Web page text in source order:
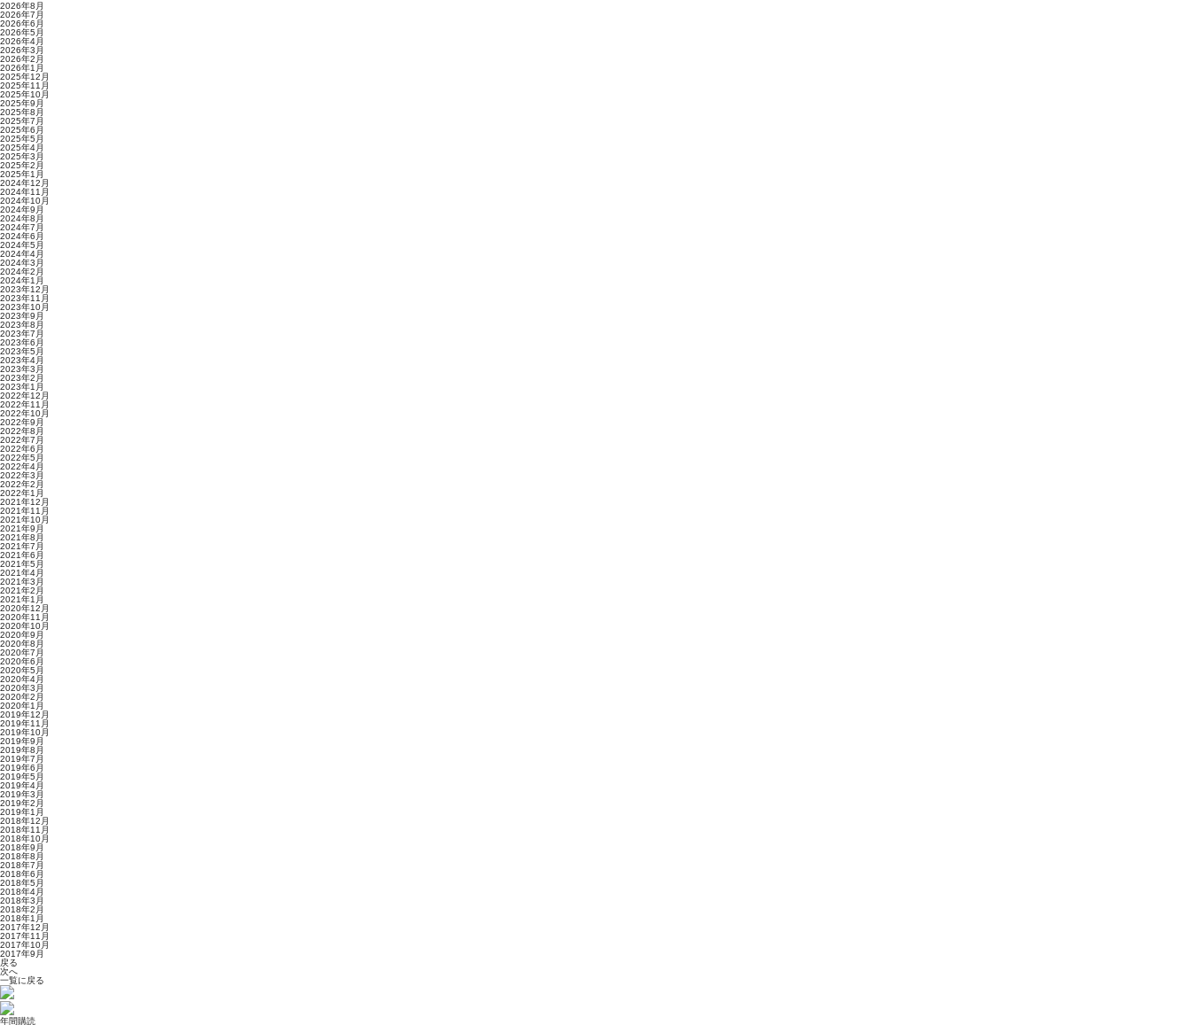
2026年8月
2026年7月
2026年6月
2026年5月
2026年4月
2026年3月
2026年2月
2026年1月
2025年12月
2025年11月
2025年10月
2025年9月
2025年8月
2025年7月
2025年6月
2025年5月
2025年4月
2025年3月
2025年2月
2025年1月
2024年12月
2024年11月
2024年10月
2024年9月
2024年8月
2024年7月
2024年6月
2024年5月
2024年4月
2024年3月
2024年2月
2024年1月
2023年12月
2023年11月
2023年10月
2023年9月
2023年8月
2023年7月
2023年6月
2023年5月
2023年4月
2023年3月
2023年2月
2023年1月
2022年12月
2022年11月
2022年10月
2022年9月
2022年8月
2022年7月
2022年6月
2022年5月
2022年4月
2022年3月
2022年2月
2022年1月
2021年12月
2021年11月
2021年10月
2021年9月
2021年8月
2021年7月
2021年6月
2021年5月
2021年4月
2021年3月
2021年2月
2021年1月
2020年12月
2020年11月
2020年10月
2020年9月
2020年8月
2020年7月
2020年6月
2020年5月
2020年4月
2020年3月
2020年2月
2020年1月
2019年12月
2019年11月
2019年10月
2019年9月
2019年8月
2019年7月
2019年6月
2019年5月
2019年4月
2019年3月
2019年2月
2019年1月
2018年12月
2018年11月
2018年10月
2018年9月
2018年8月
2018年7月
2018年6月
2018年5月
2018年4月
2018年3月
2018年2月
2018年1月
2017年12月
2017年11月
2017年10月
2017年9月
戻る
次へ
一覧に戻る
年間購読